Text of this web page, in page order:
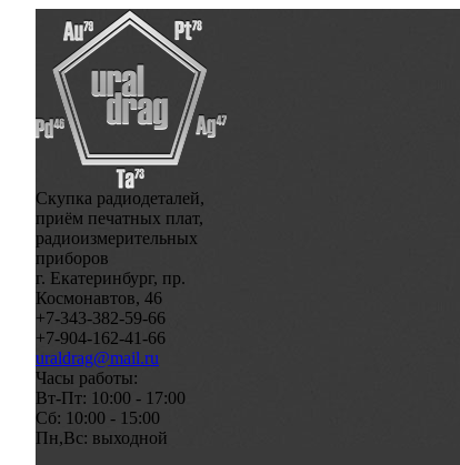
Скупка радиодеталей,
приём печатных плат,
радиоизмерительных
приборов
г. Екатеринбург, пр.
Космонавтов, 46
+7-343-382-59-66
+7-904-162-41-66
uraldrag@mail.ru
Часы работы:
Вт-Пт: 10:00 - 17:00
Сб: 10:00 - 15:00
Пн,Вс: выходной